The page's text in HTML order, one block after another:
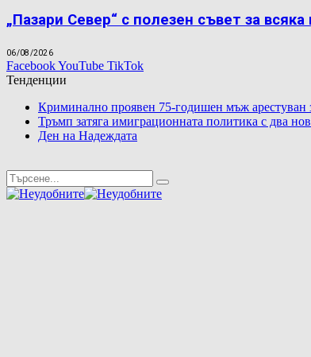
„Пазари Север“ с полезен съвет за
06/08/2026
FacebookYouTube TikTok
Тенденции
Криминално проявен 75-годишен мъж арестуван
Тръмп затяга имиграционната политика с два
Ден на Надеждата